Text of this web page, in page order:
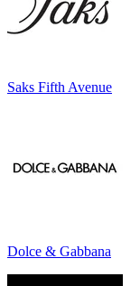
Saks Fifth Avenue
Dolce & Gabbana